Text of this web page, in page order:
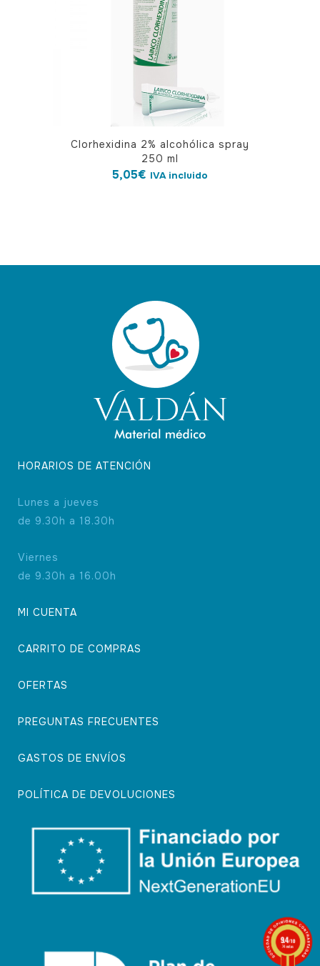
Clorhexidina 2% alcohólica spray
250 ml
5,05€ IVA incluido
HORARIOS DE ATENCIÓN
Lunes a jueves
de 9.30h a 18.30h
Viernes
de 9.30h a 16.00h
MI CUENTA
CARRITO DE COMPRAS
OFERTAS
PREGUNTAS FRECUENTES
GASTOS DE ENVÍOS
POLÍTICA DE DEVOLUCIONES
9.4/10
74 notas